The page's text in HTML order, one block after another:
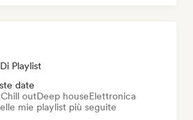
Playlist
date
Chill outDeep houseElettronica
mie playlist più seguite